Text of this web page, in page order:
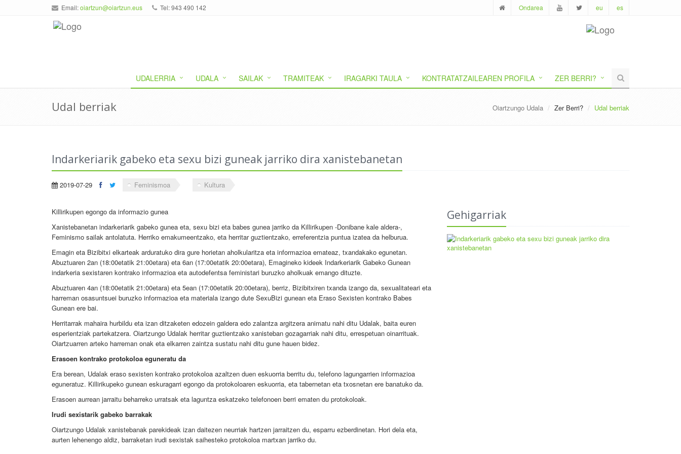
Email:oiartzun@oiartzun.eus Tel: 943 490 142 Ondarea eu es
UDALERRIA UDALA SAILAK TRAMITEAK IRAGARKI TAULA KONTRATATZAILEAREN PROFILA ZER BERRI?
Udal berriak Oiartzungo Udala Zer Berri? Udal berriak
Indarkeriarik gabeko eta sexu bizi guneak jarriko dira xanistebanetan
2019-07-29 Feminismoa Kultura
Killirikupen egongo da informazio gunea
Xanistebanetan indarkeriarik gabeko gunea eta, sexu bizi eta babes gunea jarriko da Killirikupen -Donibane kale aldera-,
Feminismo sailak antolatuta. Herriko emakumeentzako, eta herritar guztientzako, erreferentzia puntua izatea da helburua.
Emagin eta Bizibitxi elkarteak arduratuko dira gure horietan aholkularitza eta informazioa emateaz, txandakako egunetan.
Abuztuaren 2an (18:00etatik 21:00etara) eta 6an (17:00etatik 20:00etara), Emagineko kideek Indarkeriarik Gabeko Gunean
indarkeria sexistaren kontrako informazioa eta autodefentsa feministari buruzko aholkuak emango dituzte.
Abuztuaren 4an (18:00etatik 21:00etara) eta 5ean (17:00etatik 20:00etara), berriz, Bizibitxiren txanda izango da, sexualitateari eta
harreman osasuntsuei buruzko informazioa eta materiala izango dute SexuBizi gunean eta Eraso Sexisten kontrako Babes
Gunean ere bai.
Herritarrak mahaira hurbildu eta izan ditzaketen edozein galdera edo zalantza argitzera animatu nahi ditu Udalak, baita euren
esperientziak partekatzera. Oiartzungo Udalak herritar guztientzako xanisteban gozagarriak nahi ditu, errespetuan oinarrituak.
Oiartzuarren arteko harreman onak eta elkarren zaintza sustatu nahi ditu gune hauen bidez.
Erasoen kontrako protokoloa eguneratu da
Era berean, Udalak eraso sexisten kontrako protokoloa azaltzen duen eskuorria berritu du, telefono lagungarrien informazioa
eguneratuz. Killirikupeko gunean eskuragarri egongo da protokoloaren eskuorria, eta tabernetan eta txosnetan ere banatuko da.
Erasoen aurrean jarraitu beharreko urratsak eta laguntza eskatzeko telefonoen berri ematen du protokoloak.
Irudi sexistarik gabeko barrakak
Oiartzungo Udalak xanistebanak parekideak izan daitezen neurriak hartzen jarraitzen du, esparru ezberdinetan. Hori dela eta,
aurten lehenengo aldiz, barraketan irudi sexistak saihesteko protokoloa martxan jarriko du.
Gehigarriak